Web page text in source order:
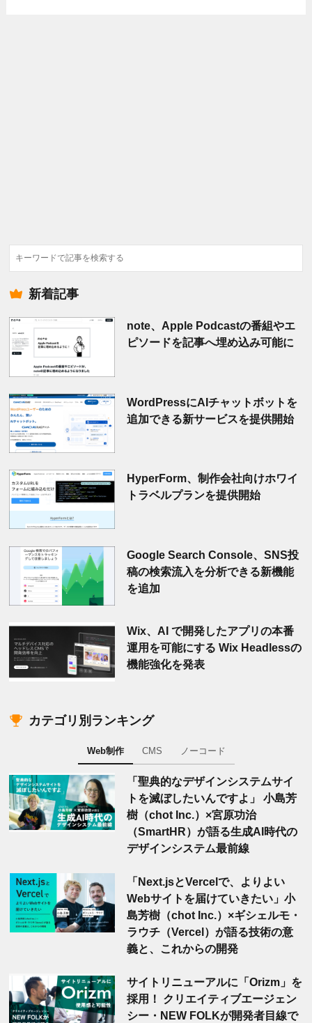
検
索
新着記事
note、Apple Podcastの番組やエ
ピソードを記事へ埋め込み可能に
WordPressにAIチャットボットを
追加できる新サービスを提供開始
HyperForm、制作会社向けホワイ
トラベルプランを提供開始
Google Search Console、SNS投
稿の検索流入を分析できる新機能
を追加
Wix、AI で開発したアプリの本番
運用を可能にする Wix Headlessの
機能強化を発表
カテゴリ別ランキング
Web制作 CMS ノーコード
「聖典的なデザインシステムサイ
トを滅ぼしたいんですよ」 小島芳
樹（chot Inc.）×宮原功治
（SmartHR）が語る生成AI時代の
デザインシステム最前線
「Next.jsとVercelで、よりよい
Webサイトを届けていきたい」小
島芳樹（chot Inc.）×ギシェルモ・
ラウチ（Vercel）が語る技術の意
義と、これからの開発
サイトリニューアルに「Orizm」を
採用！ クリエイティブエージェン
シー・NEW FOLKが開発者目線で